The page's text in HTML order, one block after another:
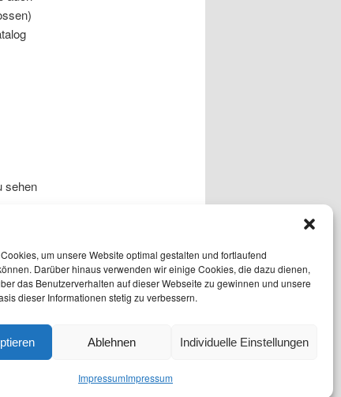
um unsere Website optimal gestalten und fortlaufend
Darüber hinaus verwenden wir einige Cookies, die dazu dienen,
das Benutzerverhalten auf dieser Webseite zu gewinnen und unsere
dieser Informationen stetig zu verbessern.
Ablehnen Individuelle Einstellungen
ImpressumImpressum
sehen
einer
für